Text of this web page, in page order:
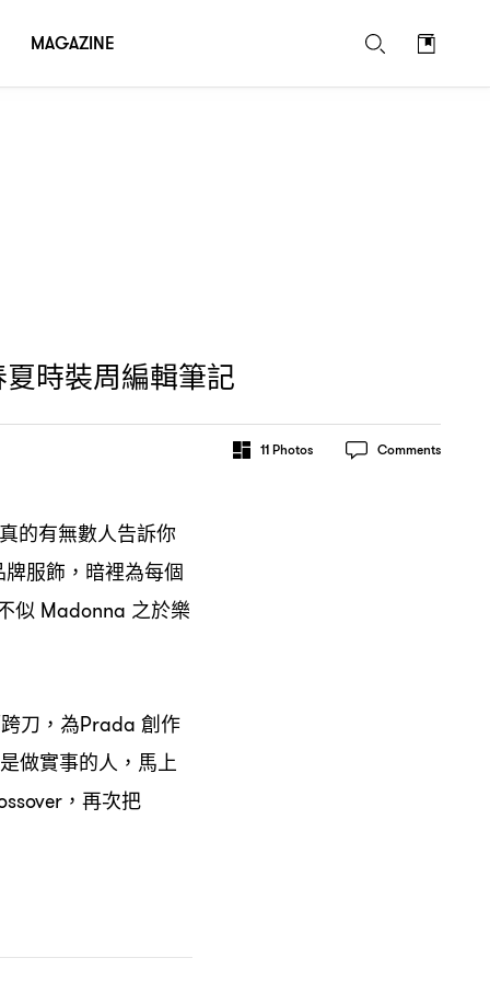
時裝周編輯筆記
11Photos Comments
的有無數人告訴你
服飾 ， 暗裡為每個
似 Madonna 之於樂
刀 ， 為Prada 創作
做實事的人 ， 馬上
， 再次把
MAGAZINE